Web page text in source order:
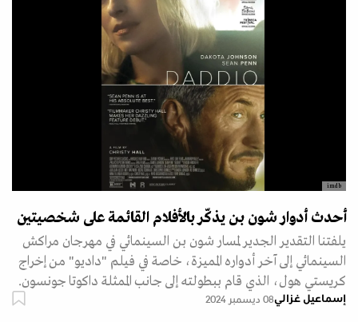
imdb
أحدث أدوار شون بن يذكّر بالأفلام القائمة على شخصيتين
يلفتنا التقدير الجدير لمسار شون بن السينمائي في مهرجان مراكش
السينمائي إلى آخر أدواره المميزة، خاصة في فيلم "داديو" من إخراج
كريستي هول، الذي قام ببطولته إلى جانب الممثلة داكوتا جونسون.
إسماعيل غزالي08 ديسمبر 2024